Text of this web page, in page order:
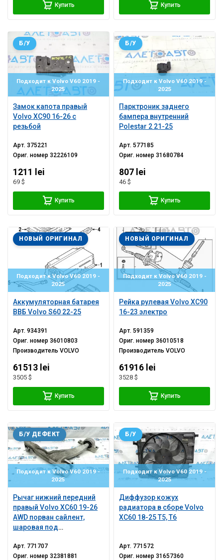
Купить Купить
Подходит к Volvo V60 2019 -
2025
Замок капота правый
Volvo XC90 16-26 с
резьбой
Б/У
Арт.375221
Ориг. номер32226109
1211 lei
69 $
Купить
Подходит к Volvo V60 2019 -
2025
Парктроник заднего
бампера внутренний
Polestar 2 21-25
Б/У
Арт.577185
Ориг. номер31680784
807 lei
46 $
Купить
Подходит к Volvo V60 2019 -
2025
Аккумуляторная батарея
ВВБ Volvo S60 22-25
НОВЫЙ ОРИГИНАЛ
Арт.934391
Ориг. номер36010803
ПроизводительVOLVO
61513 lei
3505 $
Купить
Подходит к Volvo V60 2019 -
2025
Рейка рулевая Volvo XC90
16-23 электро
НОВЫЙ ОРИГИНАЛ
Арт.591359
Ориг. номер36010518
ПроизводительVOLVO
61916 lei
3528 $
Купить
Подходит к Volvo V60 2019 -
2025
Рычаг нижний передний
правый Volvo XC60 19-26
AWD порван сайлент,
шаровая под
Б/У ДЕФЕКТ
Арт. 771707
Ориг. номер32381881
Подходит к Volvo V60 2019 -
2025
Диффузор кожух
радиатора в сборе Volvo
XC60 18-25 T5, T6
Б/У
Арт. 771572
Ориг. номер31657360